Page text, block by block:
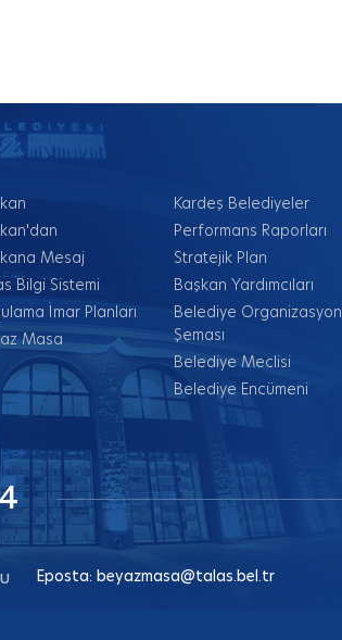
Mesaj
Bilgi Sistemi
İmar Planları
Masa
Kardeş Belediyeler
Performans Raporları
Stratejik Plan
Başkan Yardımcıları
Belediye Organizasyon
Şeması
Belediye Meclisi
Belediye Encümeni
Eposta: beyazmasa@talas.bel.tr